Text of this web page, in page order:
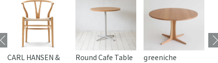
CARL HANSEN &
Round Cafe Table
reeniche